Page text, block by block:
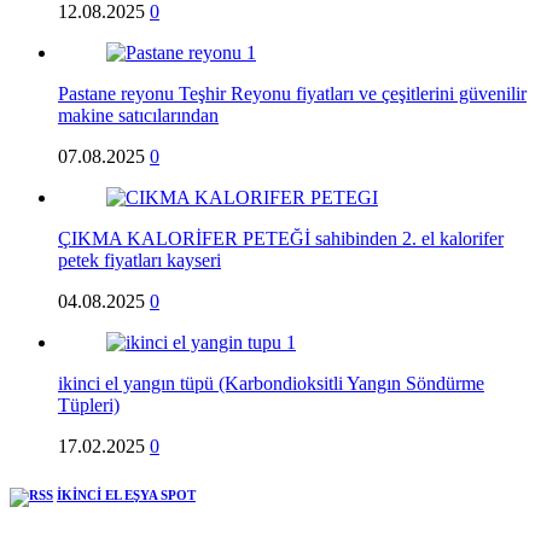
12.08.2025 0
Pastane reyonu Teşhir Reyonu fiyatları ve çeşitlerini güvenilir
makine satıcılarından
07.08.2025 0
ÇIKMA KALORİFER PETEĞİ sahibinden 2. el kalorifer
petek fiyatları kayseri
04.08.2025 0
ikinci el yangın tüpü (Karbondioksitli Yangın Söndürme
Tüpleri)
17.02.2025 0
İKİNCİ EL EŞYA SPOT